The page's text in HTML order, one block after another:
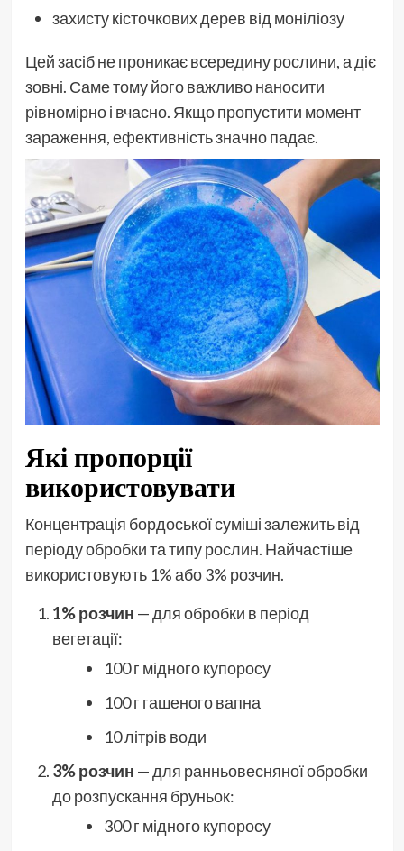
захисту кісточкових дерев від моніліозу
Цей засіб не проникає всередину рослини, а діє
зовні. Саме тому його важливо наносити
рівномірно і вчасно. Якщо пропустити момент
зараження, ефективність значно падає.
Які пропорції
використовувати
Концентрація бордоської суміші залежить від
періоду обробки та типу рослин. Найчастіше
використовують 1% або 3% розчин.
1% розчин — для обробки в період
вегетації:
100 г мідного купоросу
100 г гашеного вапна
10 літрів води
3% розчин — для ранньовесняної обробки
до розпускання бруньок:
300 г мідного купоросу